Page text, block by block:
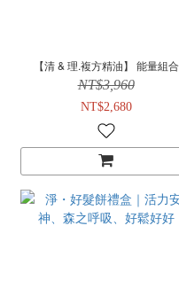
【清 & 理.複方精油】 能量組合
NT$3,960
NT$2,680